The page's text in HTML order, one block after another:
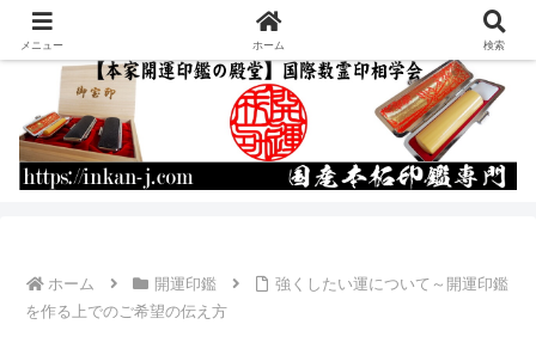
運命を書き換える開運印鑑の作成・通販
ホーム 開運印鑑
強くしたい運について～開運印鑑
を作る上でのご希望の伝え方
メニュー ホーム 検索